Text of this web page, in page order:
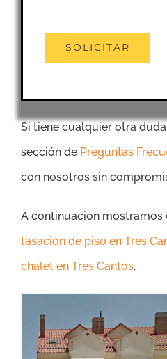
Si tiene cualquier otra
sección de Preguntas
con nosotros sin
A continuación mostramos
tasación de piso en Tres
chalet en Tres Cantos.